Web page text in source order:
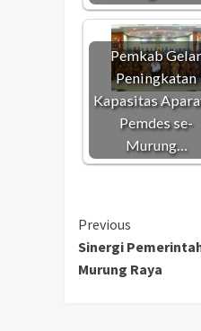
Pemkab Gelar
Peningkatan
Kapasitas
Pemdes se-
Murung…
Continue
Reading
Previous
Sinergi
Murung Raya